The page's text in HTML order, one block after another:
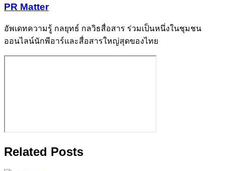
PR Matter
อัพเดทความรู้ กลยุทธ์ กลวิธสื่อสาร ร่วมเป็นหนึ่งในชุมชน
ออนไลน์นักพีอาร์และสื่อสารใหญ่สุดของไทย
Related Posts